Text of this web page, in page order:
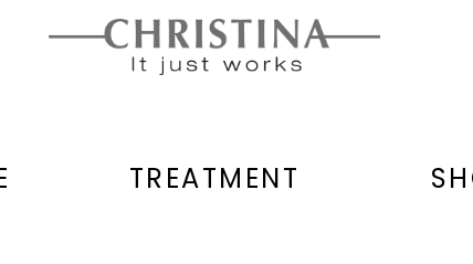
ン、リノール酸グリセリル、安息香酸Na、ダイズタンパク
、デキストラン硫酸Na、ジャニアルベンスエキス、レシチ
TREATMENT